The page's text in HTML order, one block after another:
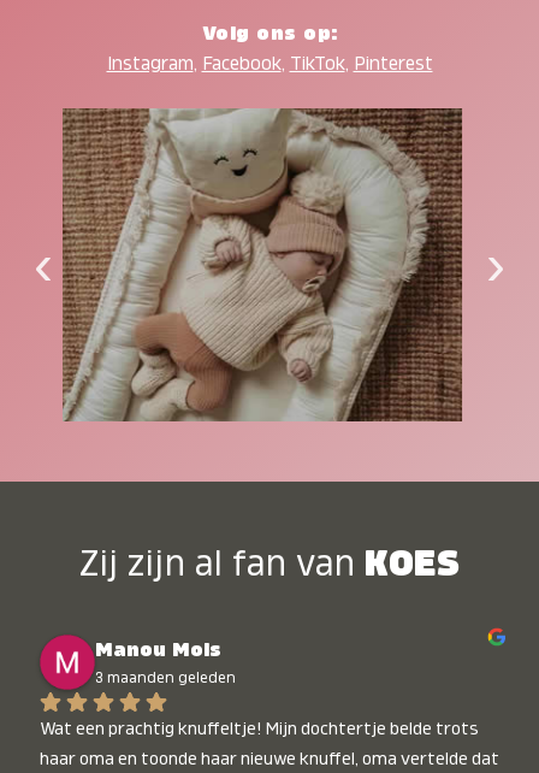
Volg ons op:
Instagram, Facebook, TikTok, Pinterest
‹ ›
Zij zijn al fan van KOES
Manou Mols
3 maanden geleden
Wat een prachtig knuffeltje! Mijn dochtertje belde trots
haar oma en toonde haar nieuwe knuffel, oma vertelde dat